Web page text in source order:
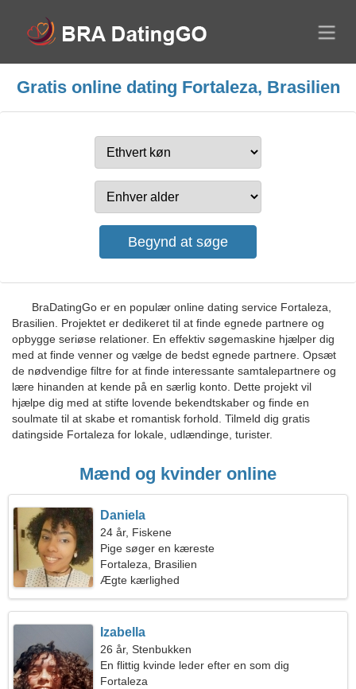
Gratis online dating Fortaleza, Brasilien
BraDatingGo er en populær online dating service Fortaleza,
Brasilien. Projektet er dedikeret til at finde egnede partnere og
opbygge seriøse relationer. En effektiv søgemaskine hjælper dig
med at finde venner og vælge de bedst egnede partnere. Opsæt
de nødvendige filtre for at finde interessante samtalepartnere og
lære hinanden at kende på en særlig konto. Dette projekt vil
hjælpe dig med at stifte lovende bekendtskaber og finde en
soulmate til at skabe et romantisk forhold. Tilmeld dig gratis
datingside Fortaleza for lokale, udlændinge, turister.
Mænd og kvinder online
Daniela
24 år, Fiskene
Pige søger en kæreste
Fortaleza, Brasilien
Ægte kærlighed
Izabella
26 år, Stenbukken
En flittig kvinde leder efter en som dig
Fortaleza